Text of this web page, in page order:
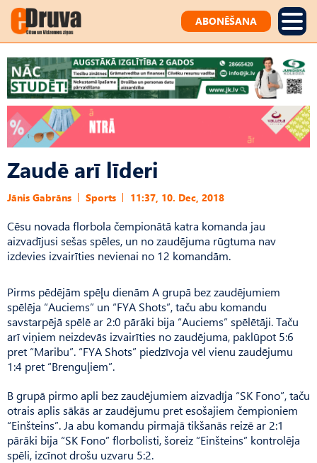
ABONĒŠANA
Zaudē arī līderi
Jānis Gabrāns Sports 11:37, 10. Dec, 2018
Cēsu novada florbola čempionātā katra komanda jau
aizvadījusi sešas spēles, un no zaudējuma rūgtuma nav
izdevies izvairīties nevienai no 12 komandām.
Pirms pēdējām spēļu dienām A grupā bez zaudējumiem
spēlēja “Auciems” un “FYA Shots”, taču abu komandu
savstarpējā spēlē ar 2:0 pārāki bija “Auciems” spēlētāji. Taču
arī viņiem neizdevās izvairīties no zaudējuma, paklūpot 5:6
pret “Maribu”. “FYA Shots” piedzīvoja vēl vienu zaudējumu
1:4 pret “Brenguļiem”.
B grupā pirmo apli bez zaudējumiem aizvadīja “SK Fono”, taču
otrais aplis sākās ar zaudējumu pret esošajiem čempi­oniem
“Einšteins”. Ja abu komandu pirmajā tikšanās reizē ar 2:1
pārāki bija “SK Fono” florbolisti, šoreiz “Einšteins” kontrolēja
spēli, izcīnot drošu uzvaru 5:2.